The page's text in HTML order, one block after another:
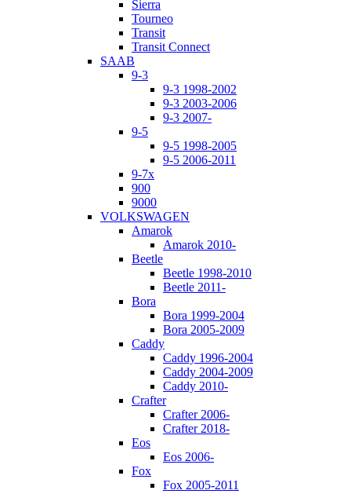
Sierra
Tourneo
Transit
Transit Connect
SAAB
9-3
9-3 1998-2002
9-3 2003-2006
9-3 2007-
9-5
9-5 1998-2005
9-5 2006-2011
9-7x
900
9000
VOLKSWAGEN
Amarok
Amarok 2010-
Beetle
Beetle 1998-2010
Beetle 2011-
Bora
Bora 1999-2004
Bora 2005-2009
Caddy
Caddy 1996-2004
Caddy 2004-2009
Caddy 2010-
Crafter
Crafter 2006-
Crafter 2018-
Eos
Eos 2006-
Fox
Fox 2005-2011